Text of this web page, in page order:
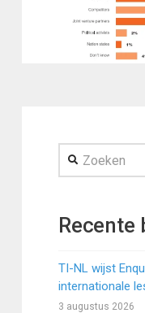
Zoeken
Recente
TI-NL wijst
internationale
3 augustus 2026